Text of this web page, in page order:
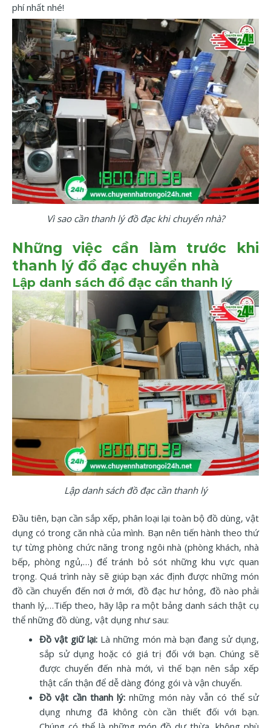
phí nhất nhé!
Vì sao cần thanh lý đồ đạc khi chuyển nhà?
Những việc cần làm trước khi
thanh lý đồ đạc chuyển nhà
Lập danh sách đồ đạc cần thanh lý
Lập danh sách đồ đạc cần thanh lý
Đầu tiên, bạn cần sắp xếp, phân loại lại toàn bộ đồ dùng, vật
dụng có trong căn nhà của mình. Bạn nên tiến hành theo thứ
tự từng phòng chức năng trong ngôi nhà (phòng khách, nhà
bếp, phòng ngủ,…) để tránh bỏ sót những khu vực quan
trọng. Quá trình này sẽ giúp bạn xác định được những món
đồ cần chuyển đến nơi ở mới, đồ đạc hư hỏng, đồ nào phải
thanh lý,…Tiếp theo, hãy lập ra một bảng danh sách thật cụ
thể những đồ dùng, vật dụng như sau:
Đồ vật giữ lại: Là những món mà bạn đang sử dụng,
sắp sử dụng hoặc có giá trị đối với bạn. Chúng sẽ
được chuyển đến nhà mới, vì thế bạn nên sắp xếp
thật cẩn thận để dễ dàng đóng gói và vận chuyển.
Đồ vật cần thanh lý: những món này vẫn có thể sử
dụng nhưng đã không còn cần thiết đối với bạn.